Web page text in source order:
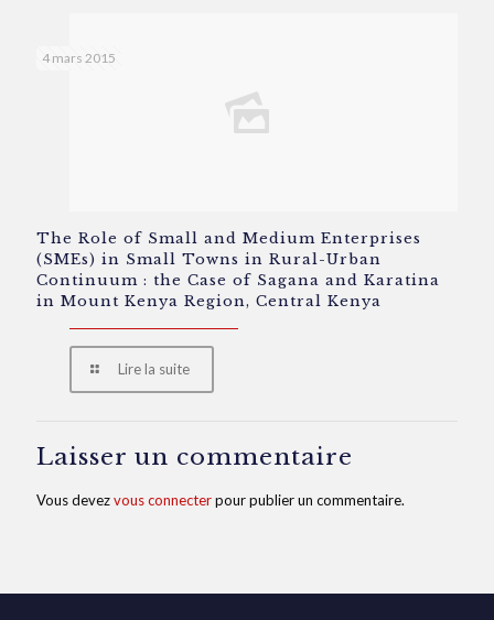
4 mars 2015
The Role of Small and Medium Enterprises
(SMEs) in Small Towns in Rural-Urban
Continuum : the Case of Sagana and Karatina
in Mount Kenya Region, Central Kenya
Lire la suite
Laisser un commentaire
Vous devezvous connecterpour publier un commentaire.